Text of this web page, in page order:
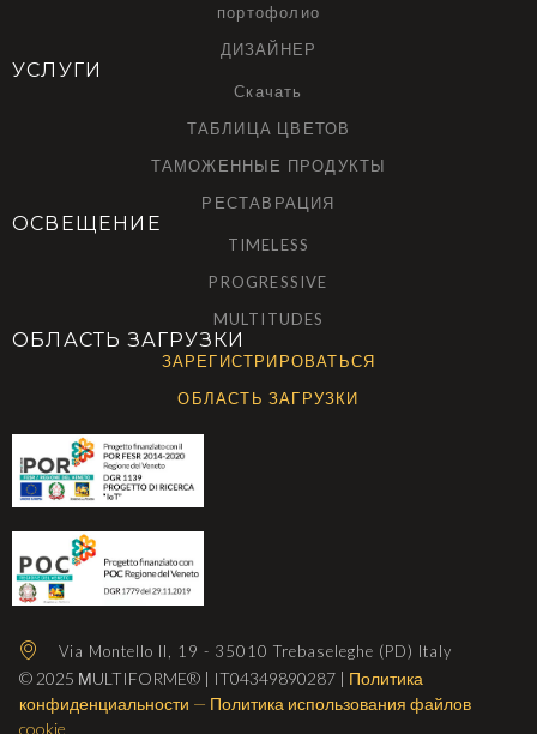
портофолио
ДИЗАЙНЕР
УСЛУГИ
Скачать
ТАБЛИЦА ЦВЕТОВ
ТАМОЖЕННЫЕ ПРОДУКТЫ
РЕСТАВРАЦИЯ
ОСВЕЩЕНИЕ
TIMELESS
PROGRESSIVE
MULTITUDES
ОБЛАСТЬ ЗАГРУЗКИ
ЗАРЕГИСТРИРОВАТЬСЯ
ОБЛАСТЬ ЗАГРУЗКИ
Via Montello II, 19 - 35010 Trebaseleghe (PD) Italy
© 2025 МULTIFORME® | IT04349890287 | Политика
конфиденциальности — Политика использования файлов
cookie